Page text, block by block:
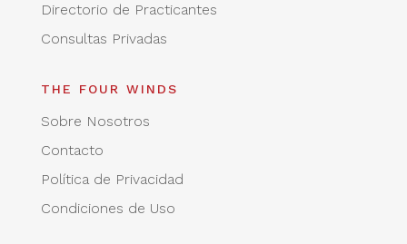
Directorio de Practicantes
Consultas Privadas
THE FOUR WINDS
Sobre Nosotros
Contacto
Política de Privacidad
Condiciones de Uso